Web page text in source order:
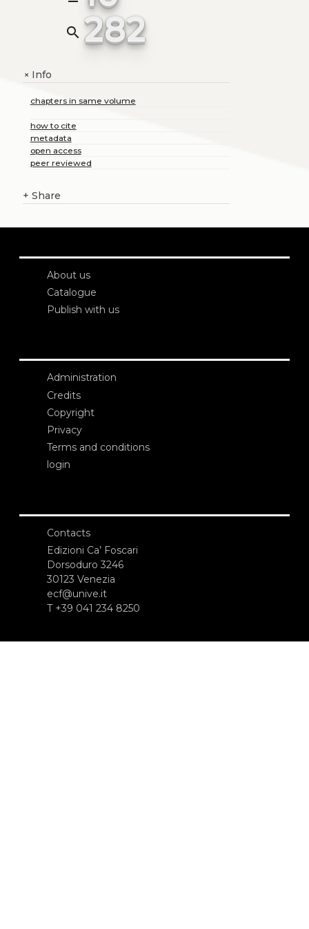
search 282
+Info
chapters in same volume
how to cite
metadata
open access
peer reviewed
+ Share
About us
Catalogue
Publish with us
Administration
Credits
Copyright
Privacy
Terms and conditions
login
Contacts
Edizioni Ca’ Foscari
Dorsoduro 3246
30123 Venezia
ecf@unive.it
T +39 041 234 8250